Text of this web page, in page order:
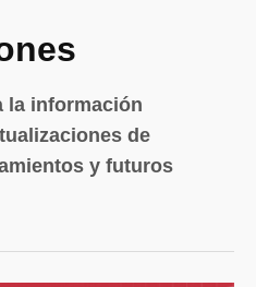
la información
de
y futuros